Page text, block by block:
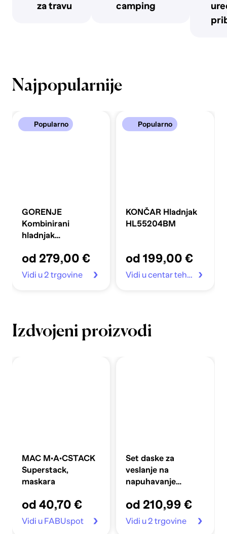
za travu
camping
Najpopularnije
Popularno
GORENJE
Kombinirani
hladnjak
od 279,00 €
Vidi u 2 trgovine
Popularno
KONČAR Hladnjak
HL55204BM
od 199,00 €
Vidi u centar tehnike
Izdvojeni proizvodi
MAC M·A·CSTACK
Superstack,
maskara
od 40,70 €
Vidi u FABUspot
Set daske za
veslanje na
napuhavanje
plavi
od 210,99 €
Vidi u 2 trgovine